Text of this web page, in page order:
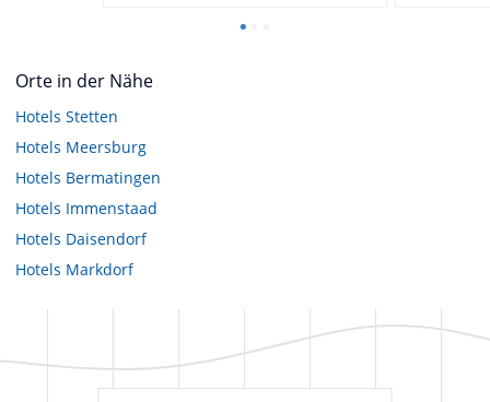
Orte in der Nähe
Hotels Stetten
Hotels Meersburg
Hotels Bermatingen
Hotels Immenstaad
Hotels Daisendorf
Hotels Markdorf